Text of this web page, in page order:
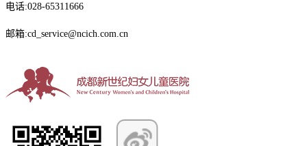
电话:028-65311666
邮箱:cd_service@ncich.com.cn